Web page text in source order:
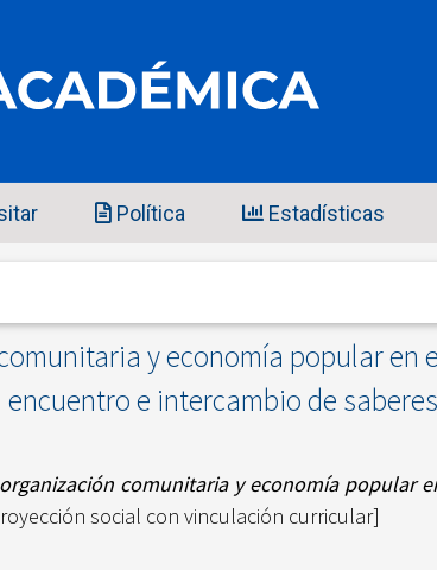
Política Estadísticas
y economía popular en
encuentro e intercambio de saberes
comunitaria y economía popular
social con vinculación curricular]